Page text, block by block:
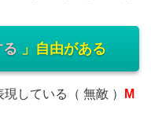
」自由がある
している（ 無敵 ） M